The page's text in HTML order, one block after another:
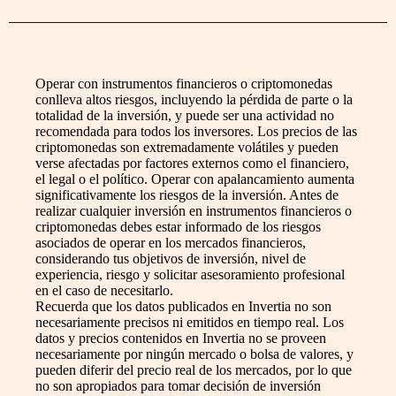
Operar con instrumentos financieros o criptomonedas
conlleva altos riesgos, incluyendo la pérdida de parte o la
totalidad de la inversión, y puede ser una actividad no
recomendada para todos los inversores. Los precios de las
criptomonedas son extremadamente volátiles y pueden
verse afectadas por factores externos como el financiero,
el legal o el político. Operar con apalancamiento aumenta
significativamente los riesgos de la inversión. Antes de
realizar cualquier inversión en instrumentos financieros o
criptomonedas debes estar informado de los riesgos
asociados de operar en los mercados financieros,
considerando tus objetivos de inversión, nivel de
experiencia, riesgo y solicitar asesoramiento profesional
en el caso de necesitarlo.
Recuerda que los datos publicados en Invertia no son
necesariamente precisos ni emitidos en tiempo real. Los
datos y precios contenidos en Invertia no se proveen
necesariamente por ningún mercado o bolsa de valores, y
pueden diferir del precio real de los mercados, por lo que
no son apropiados para tomar decisión de inversión